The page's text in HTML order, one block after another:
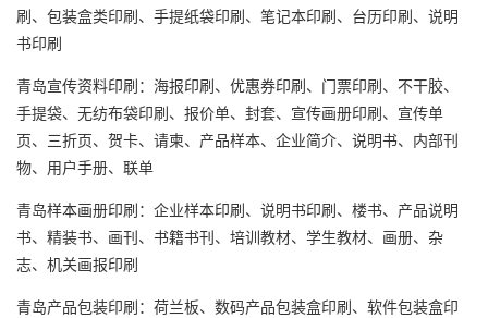
刷、包装盒类印刷、手提纸袋印刷、笔记本印刷、台历印刷、说明
书印刷
青岛宣传资料印刷：海报印刷、优惠券印刷、门票印刷、不干胶、
手提袋、无纺布袋印刷、报价单、封套、宣传画册印刷、宣传单
页、三折页、贺卡、请柬、产品样本、企业简介、说明书、内部刊
物、用户手册、联单
青岛样本画册印刷：企业样本印刷、说明书印刷、楼书、产品说明
书、精装书、画刊、书籍书刊、培训教材、学生教材、画册、杂
志、机关画报印刷
青岛产品包装印刷：荷兰板、数码产品包装盒印刷、软件包装盒印